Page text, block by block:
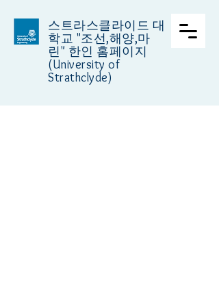
스트라스클라이드 대
학교 "조선,해양,마
린" 한인 홈페이지
(University of
Strathclyde)